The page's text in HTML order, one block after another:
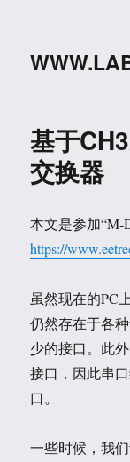
基于
交换器
本文是参加“M-
https://
虽然现在的PC
仍然存在于各
少的接口。此
接口，因此串
口。
一些时候，我